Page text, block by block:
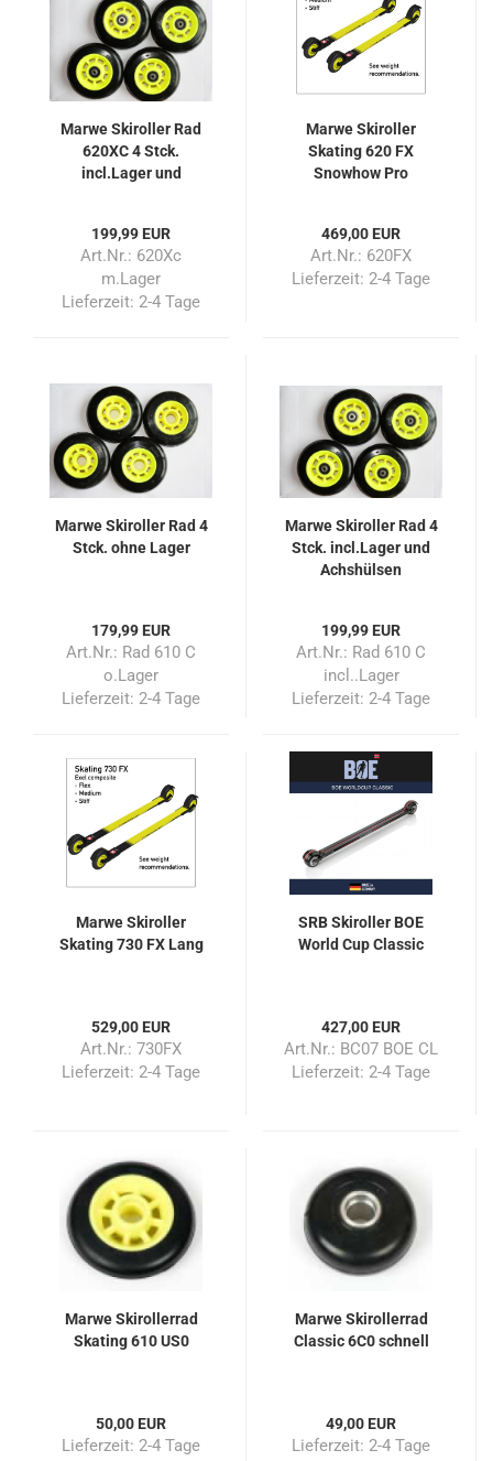
Marwe Skiroller Rad
620XC 4 Stck.
incl.Lager und
199,99 EUR
Art.Nr.: 620Xc
m.Lager
Lieferzeit: 2-4 Tage
Marwe Skiroller
Skating 620 FX
Snowhow Pro
469,00 EUR
Art.Nr.: 620FX
Lieferzeit: 2-4 Tage
Marwe Skiroller Rad 4
Stck. ohne Lager
179,99 EUR
Art.Nr.: Rad 610 C
o.Lager
Lieferzeit: 2-4 Tage
Marwe Skiroller Rad 4
Stck. incl.Lager und
Achshülsen
199,99 EUR
Art.Nr.: Rad 610 C
incl..Lager
Lieferzeit: 2-4 Tage
Marwe Skiroller
Skating 730 FX Lang
529,00 EUR
Art.Nr.: 730FX
Lieferzeit: 2-4 Tage
SRB Skiroller BOE
World Cup Classic
427,00 EUR
Art.Nr.: BC07 BOE CL
Lieferzeit: 2-4 Tage
Marwe Skirollerrad
Skating 610 US0
50,00 EUR
Lieferzeit: 2-4 Tage
Marwe Skirollerrad
Classic 6C0 schnell
49,00 EUR
Lieferzeit: 2-4 Tage